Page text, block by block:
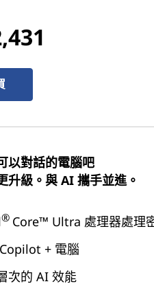
以對話的電腦吧
升級。與 AI 攜手並進。
® Core™ Ultra 處理器處理
+ 電腦
次的 AI 效能